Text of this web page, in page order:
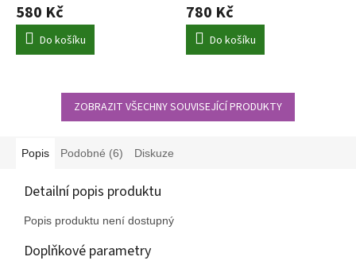
580 Kč
Do košíku
780 Kč
Do košíku
ZOBRAZIT VŠECHNY SOUVISEJÍCÍ PRODUKTY
Popis Podobné (6) Diskuze
Detailní popis produktu
Popis produktu není dostupný
Doplňkové parametry